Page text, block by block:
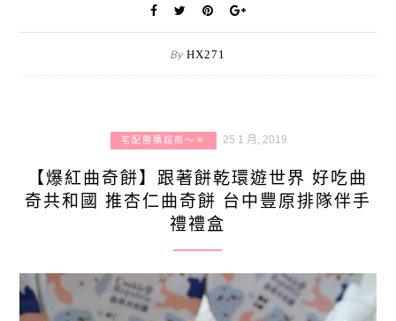
By HX271
宅配團購超商～＊ 25 1 月, 2019
【爆紅曲奇餅】跟著餅乾環遊世界 好吃曲
奇共和國 推杏仁曲奇餅 台中豐原排隊伴手
禮禮盒